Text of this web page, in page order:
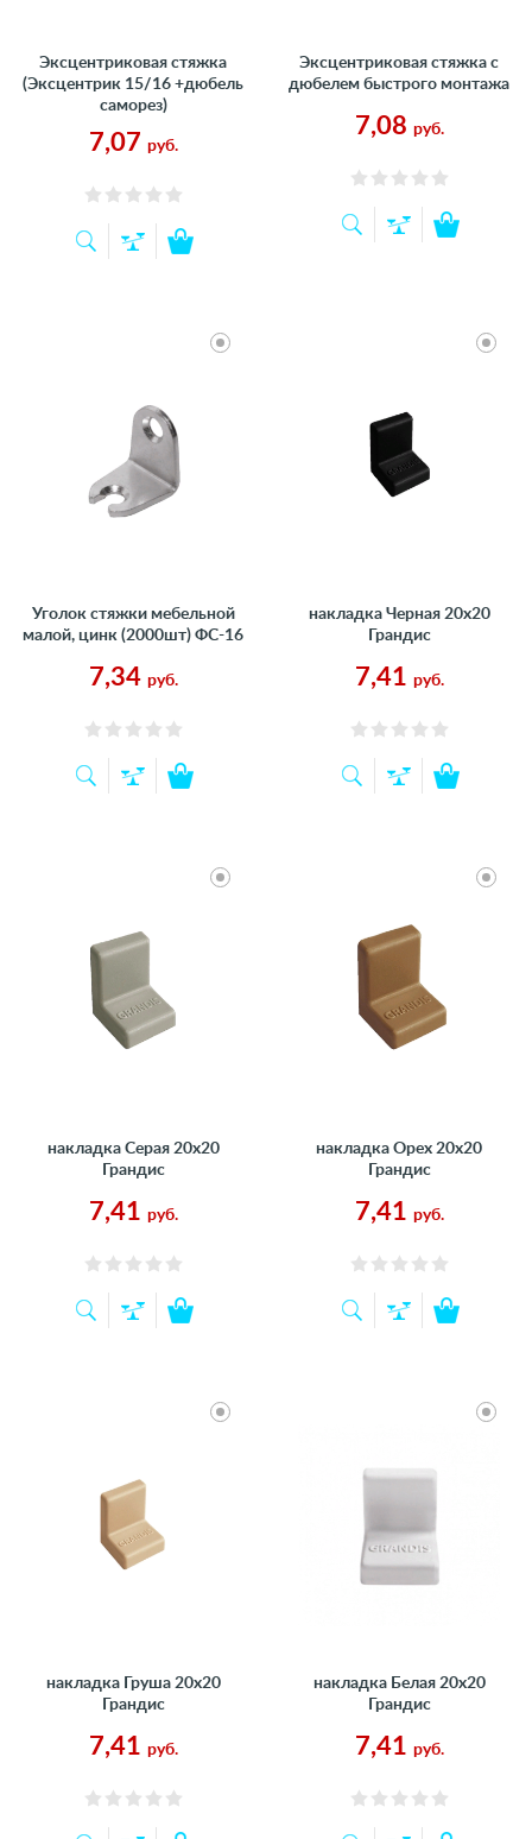
Эксцентриковая стяжка
(Эксцентрик 15/16 +дюбель
саморез)
7,07 руб.
Эксцентриковая стяжка с
дюбелем быстрого монтажа
7,08 руб.
Уголок стяжки мебельной
малой, цинк (2000шт) ФС-16
7,34 руб.
накладка Черная 20х20
Грандис
7,41 руб.
накладка Серая 20х20
Грандис
7,41 руб.
накладка Орех 20х20
Грандис
7,41 руб.
накладка Груша 20х20
Грандис
7,41 руб.
накладка Белая 20х20
Грандис
7,41 руб.